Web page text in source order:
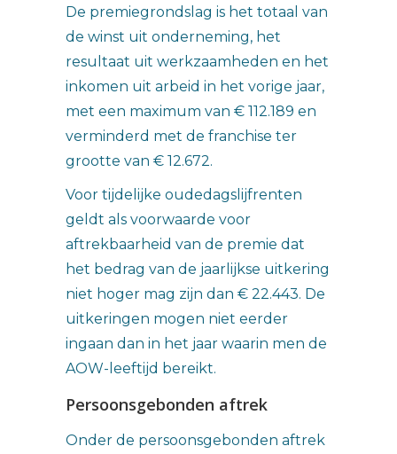
De premiegrondslag is het totaal van
de winst uit onderneming, het
resultaat uit werkzaamheden en het
inkomen uit arbeid in het vorige jaar,
met een maximum van € 112.189 en
verminderd met de franchise ter
grootte van € 12.672.
Voor tijdelijke oudedagslijfrenten
geldt als voorwaarde voor
aftrekbaarheid van de premie dat
het bedrag van de jaarlijkse uitkering
niet hoger mag zijn dan € 22.443. De
uitkeringen mogen niet eerder
ingaan dan in het jaar waarin men de
AOW-leeftijd bereikt.
Persoonsgebonden aftrek
Onder de persoonsgebonden aftrek